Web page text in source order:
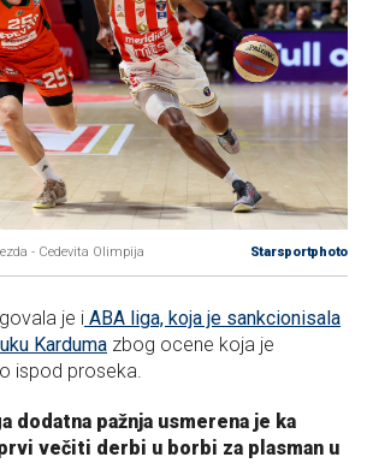
- Cedevita Olimpija Starsportphoto
je i ABA liga, koja je sankcionisala
Karduma zbog ocene koja je
ispod proseka.
dodatna pažnja usmerena je ka
večiti derbi u borbi za plasman u